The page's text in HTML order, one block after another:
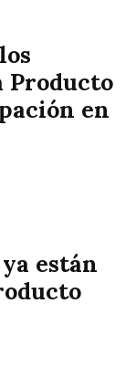
Producto
en
están